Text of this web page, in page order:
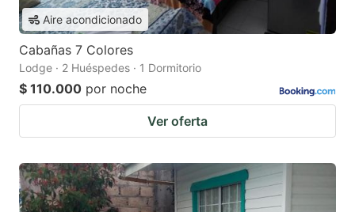
Aire acondicionado
Cabañas 7 Colores
Lodge · 2 Huéspedes · 1 Dormitorio
$ 110.000 por noche
Ver oferta